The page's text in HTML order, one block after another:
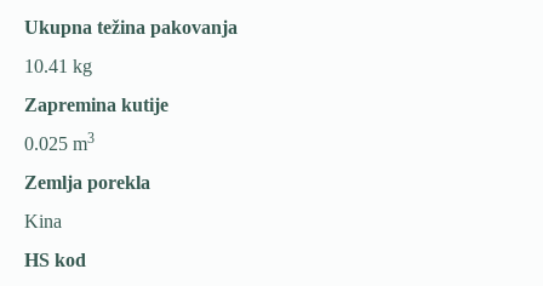
Ukupna težina pakovanja
10.41 kg
Zapremina kutije
0.025 m3
Zemlja porekla
Kina
HS kod